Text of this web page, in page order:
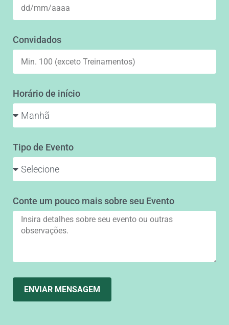
Convidados
Horário de início
Tipo de Evento
Conte um pouco mais sobre seu Evento
ENVIAR MENSAGEM